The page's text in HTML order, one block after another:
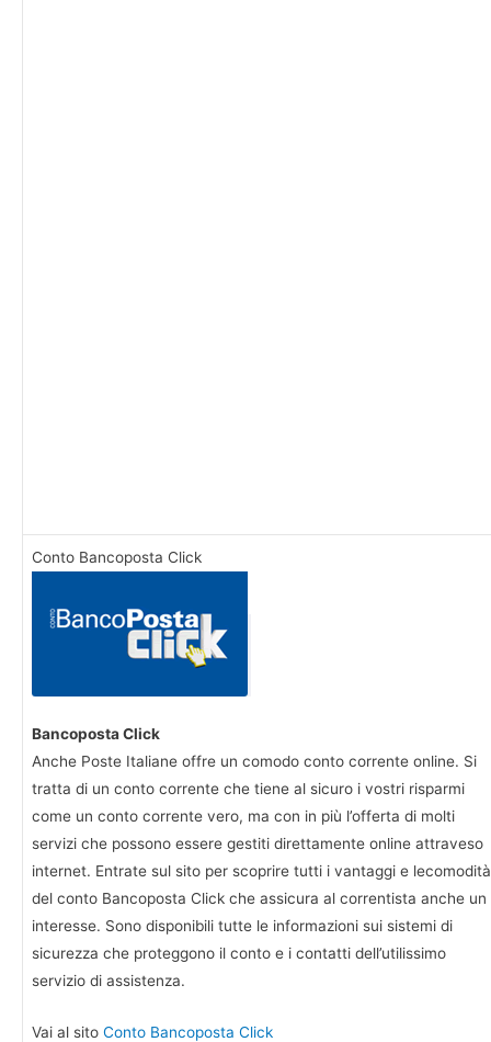
Conto Bancoposta Click
Bancoposta Click
Anche Poste Italiane offre un comodo conto corrente online. Si
tratta di un conto corrente che tiene al sicuro i vostri risparmi
come un conto corrente vero, ma con in più l’offerta di molti
servizi che possono essere gestiti direttamente online attraveso
internet. Entrate sul sito per scoprire tutti i vantaggi e lecomodità
del conto Bancoposta Click che assicura al correntista anche un
interesse. Sono disponibili tutte le informazioni sui sistemi di
sicurezza che proteggono il conto e i contatti dell’utilissimo
servizio di assistenza.
Vai al sito Conto Bancoposta Click